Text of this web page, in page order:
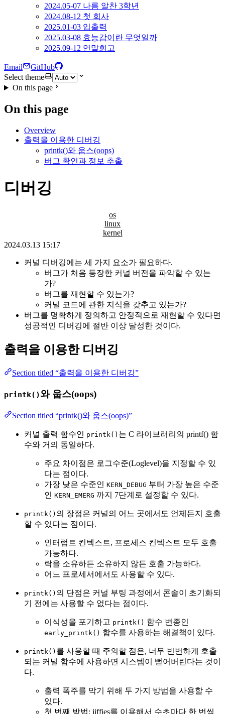
2024.05-07 나름 알찬 3학년
2024.08-12 첫 회사
2025.01-03 입출력
2025.03-08 효능감이란 무엇일까
2025.09-12 연말회고
Email
GitHub
Select theme
On this page
On this page
Overview
출력을 이용한 디버깅
printk()와 웁스(oops)
버그 확인과 정보 추출
디버깅
os
linux
kernel
2024.03.13 15:17
커널 디버깅에는 세 가지 요소가 필요하다.
버그가 처음 등장한 커널 버전을 파악할 수 있는
가?
버그를 재현할 수 있는가?
커널 코드에 관한 지식을 갖추고 있는가?
버그를 명확하게 정의하고 안정적으로 재현할 수 있다면
성공적인 디버깅에 절반 이상 달성한 것이다. ​
출력을 이용한 디버깅
Section titled “출력을 이용한 디버깅”
printk()와 웁스(oops)
Section titled “printk()와 웁스(oops)”
커널 출력 함수인 printk() 는 C 라이브러리의 printf() 함
수와 거의 동일하다.
주요 차이점은 로그수준(Loglevel)을 지정할 수 있
다는 점이다.
가장 낮은 수준인 KERN_DEBUG 부터 가장 높은 수준
인 KERN_EMERG 까지 7단계로 설정할 수 있다.
printk() 의 장점은 커널의 어느 곳에서도 언제든지 호출
할 수 있다는 점이다.
인터럽트 컨텍스트, 프로세스 컨텍스트 모두 호출
가능하다.
락을 소유하든 소유하지 않든 호출 가능하다.
어느 프로세서에서도 사용할 수 있다.
printk() 의 단점은 커널 부팅 과정에서 콘솔이 초기화되
기 전에는 사용할 수 없다는 점이다.
이식성을 포기하고 printk() 함수 변종인
early_printk() 함수를 사용하는 해결책이 있다.
printk() 를 사용할 때 주의할 점은, 너무 빈번하게 호출
되는 커널 함수에 사용하면 시스템이 뻗어버린다는 것이
다.
출력 폭주를 막기 위해 두 가지 방법을 사용할 수
있다.
첫 번째 방법: jiffies를 이용해서 수초마다 한 번씩